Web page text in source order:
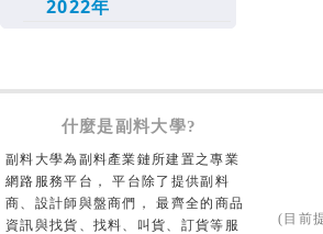
2022年
什麼是副料大學?
副料大學為副料產業鏈所建置之專業
網路服務平台， 平台除了提供副料
商、設計師與盤商們， 最齊全的商品
資訊與找貨、找料、叫貨、訂貨等服
(目前